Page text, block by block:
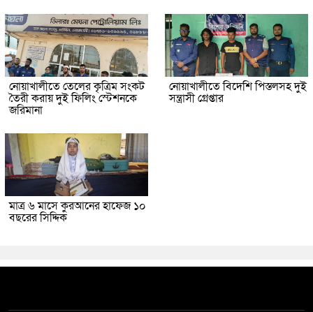
নোয়াখালীতে তেলের কৃত্রিম সংকট
তৈরী করায় দুই ফিলিং স্টেশনকে
জরিমানা
নোয়াখালীতে বিদেশি পিস্তলসহ দুই
সন্ত্রাসী গ্রেপ্তার
মাত্র ৬ মাসে কুরআনের হাফেজ ১০
বছরের সিদ্দিক